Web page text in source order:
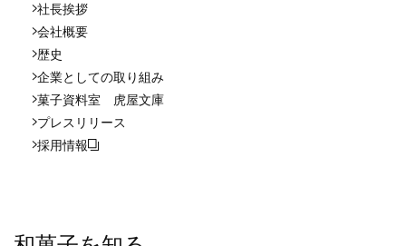
社長挨拶
会社概要
歴史
企業としての取り組み
菓子資料室 虎屋文庫
プレスリリース
採用情報